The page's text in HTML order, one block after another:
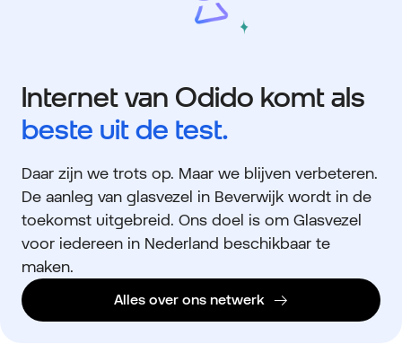
Internet van Odido komt als
beste uit de test.
Daar zijn we trots op. Maar we blijven verbeteren.
De aanleg van glasvezel in Beverwijk wordt in de
toekomst uitgebreid. Ons doel is om Glasvezel
voor iedereen in Nederland beschikbaar te
maken.
Alles over ons netwerk